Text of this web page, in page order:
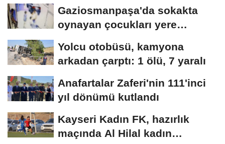
Gaziosmanpaşa'da sokakta
oynayan çocukları yere
Yolcu otobüsü, kamyona
arkadan çarptı: 1 ölü, 7 yaralı
Anafartalar Zaferi'nin 111'inci
yıl dönümü kutlandı
Kayseri Kadın FK, hazırlık
maçında Al Hilal kadın